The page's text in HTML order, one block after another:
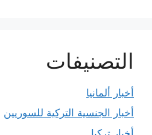
التصنيفات
أخبار ألمانيا
أخبار الجنسية التركية للسوريين